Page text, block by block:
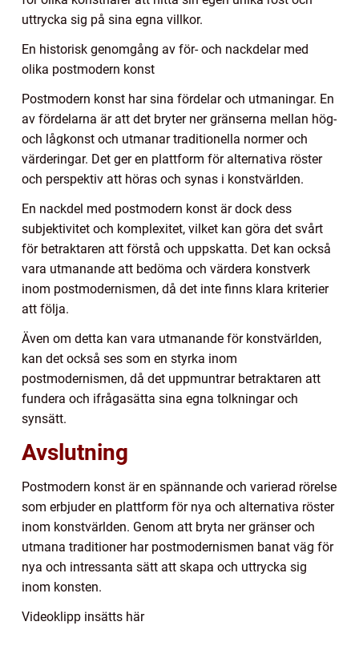
uttrycka sig på sina egna villkor.
En historisk genomgång av för- och nackdelar med
olika postmodern konst
Postmodern konst har sina fördelar och utmaningar. En
av fördelarna är att det bryter ner gränserna mellan hög-
och lågkonst och utmanar traditionella normer och
värderingar. Det ger en plattform för alternativa röster
och perspektiv att höras och synas i konstvärlden.
En nackdel med postmodern konst är dock dess
subjektivitet och komplexitet, vilket kan göra det svårt
för betraktaren att förstå och uppskatta. Det kan också
vara utmanande att bedöma och värdera konstverk
inom postmodernismen, då det inte finns klara kriterier
att följa.
Även om detta kan vara utmanande för konstvärlden,
kan det också ses som en styrka inom
postmodernismen, då det uppmuntrar betraktaren att
fundera och ifrågasätta sina egna tolkningar och
synsätt.
Avslutning
Postmodern konst är en spännande och varierad rörelse
som erbjuder en plattform för nya och alternativa röster
inom konstvärlden. Genom att bryta ner gränser och
utmana traditioner har postmodernismen banat väg för
nya och intressanta sätt att skapa och uttrycka sig
inom konsten.
Videoklipp insätts här